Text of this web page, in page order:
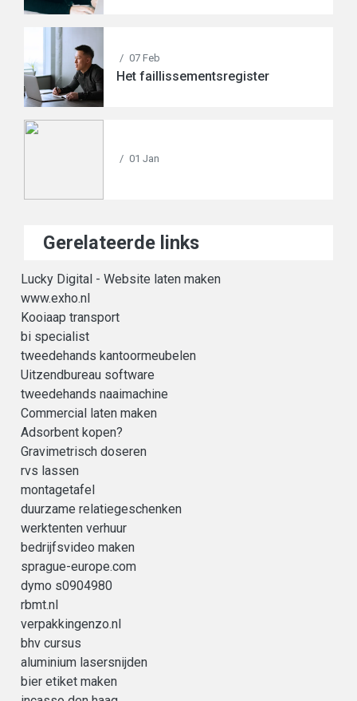
/ 07 Feb
Het faillissementsregister
/ 01 Jan
Gerelateerde links
Lucky Digital - Website laten maken
www.exho.nl
Kooiaap transport
bi specialist
tweedehands kantoormeubelen
Uitzendbureau software
tweedehands naaimachine
Commercial laten maken
Adsorbent kopen?
Gravimetrisch doseren
rvs lassen
montagetafel
duurzame relatiegeschenken
werktenten verhuur
bedrijfsvideo maken
sprague-europe.com
dymo s0904980
rbmt.nl
verpakkingenzo.nl
bhv cursus
aluminium lasersnijden
bier etiket maken